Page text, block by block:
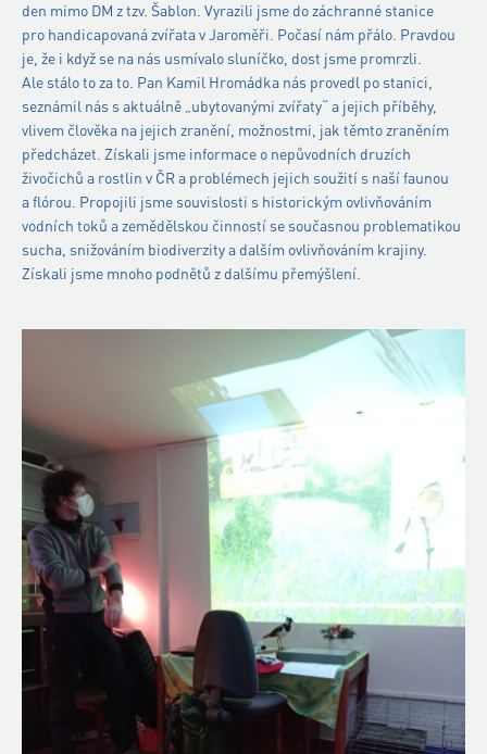
den mimo DM z tzv. Šablon. Vyrazili jsme do záchranné stanice
pro handicapovaná zvířata v Jaroměři. Počasí nám přálo. Pravdou
je, že i když se na nás usmívalo sluníčko, dost jsme promrzli.
Ale stálo to za to. Pan Kamil Hromádka nás provedl po stanici,
seznámil nás s aktuálně „ubytovanými zvířaty“ a jejich příběhy,
vlivem člověka na jejich zranění, možnostmi, jak těmto zraněním
předcházet. Získali jsme informace o nepůvodních druzích
živočichů a rostlin v ČR a problémech jejich soužití s naší faunou
a flórou. Propojili jsme souvislosti s historickým ovlivňováním
vodních toků a zemědělskou činností se současnou problematikou
sucha, snižováním biodiverzity a dalším ovlivňováním krajiny.
Získali jsme mnoho podnětů z dalšímu přemýšlení.